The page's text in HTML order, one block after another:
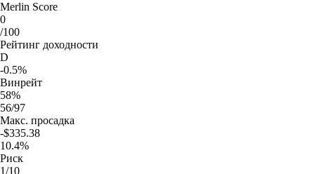
Merlin Score
0
/100
Рейтинг доходности
D
-0.5%
Винрейт
58%
56/97
Макс. просадка
-$335.38
10.4%
Риск
1/10